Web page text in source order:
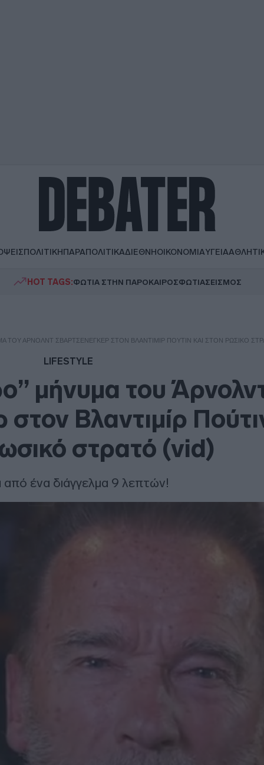
ΠΟΛΙΤΙΚΗΠΑΡΑΠΟΛΙΤΙΚΑΔΙΕΘΝΗΟΙΚΟΝΟΜΙΑΥΓΕΙΑ
HOT TAGS:ΦΩΤΙΑ ΣΤΗΝ ΠΑΡΟΚΑΙΡΟΣΦΩΤΙΑΣΕΙΣΜΟΣ
ΤΟΥ ΆΡΝΟΛΝΤ ΣΒΑΡΤΣΕΝΈΓΚΕΡ ΣΤΟΝ ΒΛΑΝΤΙΜΊΡ ΠΟΎΤΙΝ ΚΑΙ ΣΤΟΝ ΡΩΣΙΚΌ
LIFESTYLE
μήνυμα του
Βλαντιμίρ
στρατό (vid)
ένα διάγγελμα 9 λεπτών!